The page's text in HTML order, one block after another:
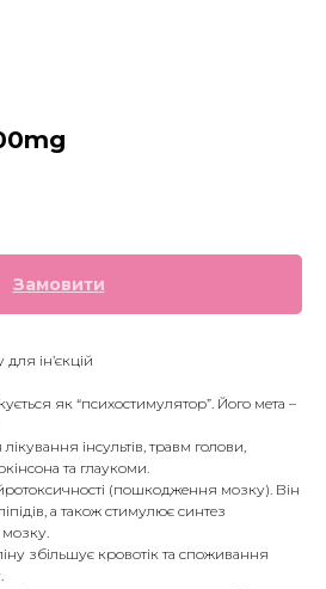
Замовити
ін’єкцій
як “психостимулятор”. Його мета –
інсультів, травм голови,
та глаукоми.
(пошкодження мозку). Він
а також стимулює синтез
мозку.
збільшує кровотік та споживання